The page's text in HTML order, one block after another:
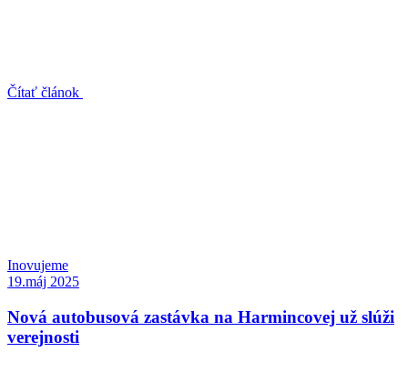
Čítať článok
Inovujeme
19.máj 2025
Nová autobusová zastávka na Harmincovej už slúži
verejnosti